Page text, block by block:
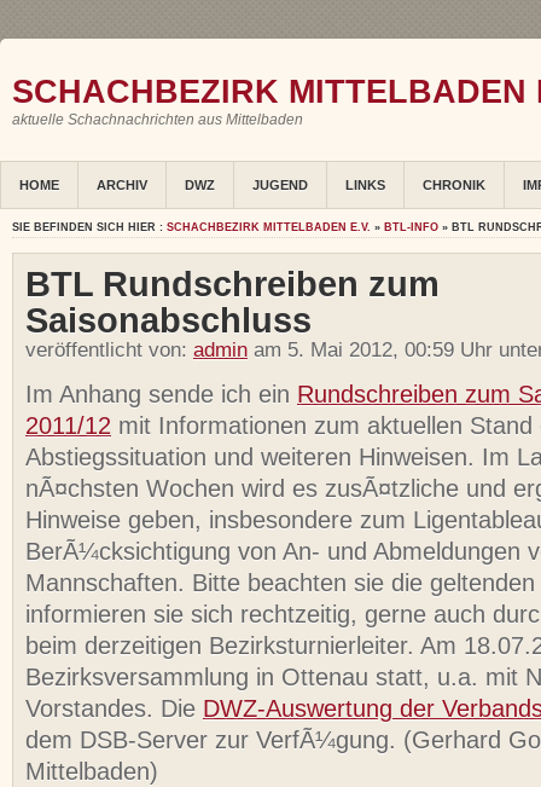
SCHACHBEZIRK MITTELBADEN
aktuelle Schachnachrichten aus Mittelbaden
HOME ARCHIV DWZ JUGEND LINKS CHRONIK
SIE BEFINDEN SICH HIER : SCHACHBEZIRK MITTELBADEN E.V. » BTL-INFO » BTL
BTL Rundschreiben zum
Saisonabschluss
veröffentlicht von: admin am 5. Mai 2012, 00:59 Uhr
Im Anhang sende ich ein Rundschreiben zum
2011/12 mit Informationen zum aktuellen Stand
Abstiegssituation und weiteren Hinweisen. Im
nÃ¤chsten Wochen wird es zusÃ¤tzliche und
Hinweise geben, insbesondere zum
BerÃ¼cksichtigung von An- und Abmeldungen
Mannschaften. Bitte beachten sie die
informieren sie sich rechtzeitig, gerne auch
beim derzeitigen Bezirksturnierleiter. Am
Bezirksversammlung in Ottenau statt, u.a. mit
Vorstandes. Die DWZ-Auswertung der
dem DSB-Server zur VerfÃ¼gung. (Gerhard
Mittelbaden)